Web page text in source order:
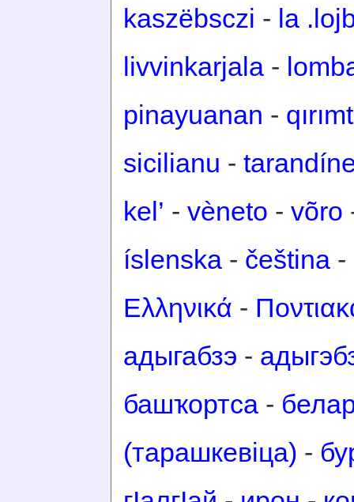
kaszëbsczi - la
livvinkarjala -
pinayuanan -
sicilianu -
kel’ - vèneto - võro
íslenska - čeština -
Ελληνικά -
адыгабзэ -
башҡортса -
(тарашкевіца) -